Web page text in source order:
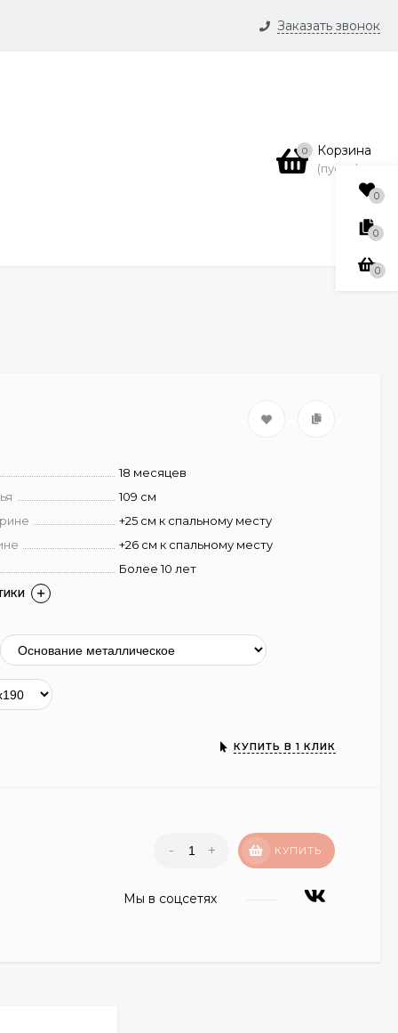
Заказать звонок
0 Корзина
(пусто)
18 месяцев
109 см
+25 см к спальному месту
+26 см к спальному месту
Более 10 лет
КУПИТЬ В 1 КЛИК
- + КУПИТЬ
Мы в соцсетях
0
0
0